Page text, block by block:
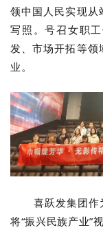
领中国人民实现从
写照。号召女职
发、市场开拓等
业。
喜跃发集团
将“振兴民族产业”